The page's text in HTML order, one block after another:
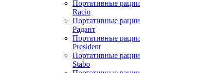
Портативные рации
Racio
Портативные рации
Радант
Портативные рации
President
Портативные рации
Stabo